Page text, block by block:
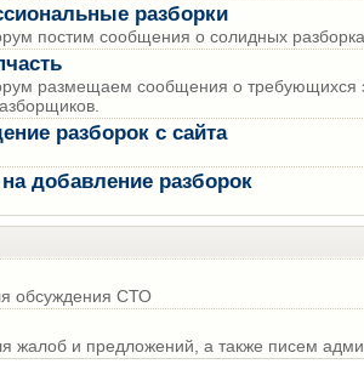
разборки
постим сообщения о солидных
размещаем сообщения о требующихся
разборок с сайта
добавление разборок
обсуждения СТО
жалоб и предложений, а также писем